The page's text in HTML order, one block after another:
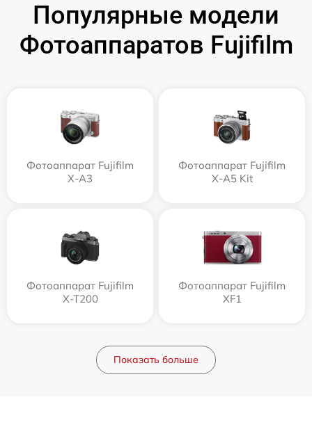
Популярные модели
Фотоаппаратов Fujifilm
Фотоаппарат Fujifilm
X-A3
Фотоаппарат Fujifilm
X-A5 Kit
Фотоаппарат Fujifilm
X-T200
Фотоаппарат Fujifilm
XF1
Показать больше